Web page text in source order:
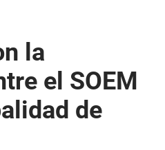
la
el SOEM
de